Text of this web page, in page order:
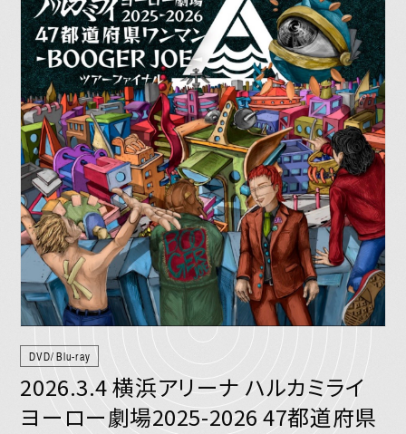
DVD/Blu-ray
2026.3.4 横浜アリーナ ハルカミライ
ヨーロー劇場2025-2026 47都道府県